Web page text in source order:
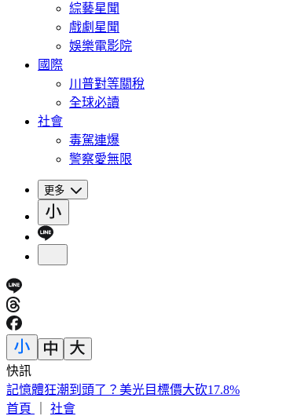
綜藝星聞
戲劇星聞
娛樂電影院
國際
川普對等關稅
全球必讀
社會
毒駕連爆
警察愛無限
更多
快訊
快訊／新北汐止透天厝火警！ 3樓救出受困住戶送醫
首頁
社會